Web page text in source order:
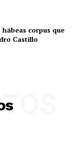
corpus que
Castillo